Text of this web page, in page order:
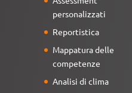
personalizzati
Reportistica
Mappatura delle
competenze
Analisi di clima